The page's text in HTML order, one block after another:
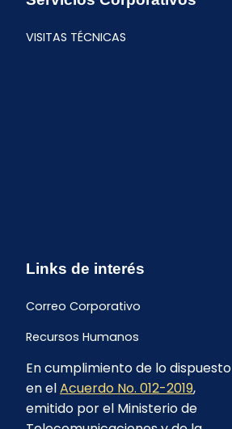
VISITAS TÉCNICAS
Links de interés
Correo Corporativo
Recursos Humanos
Buzón de quejas y sugerencias
Formulario Contrataciones
En cumplimiento de lo dispuesto
en elAcuerdo No. 012-2019,
emitido por el Ministerio de